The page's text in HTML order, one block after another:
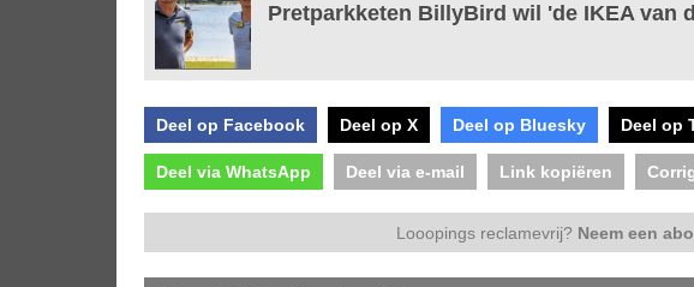
Pretparkketen BillyBird wil 'de IKEA van
Deel op Facebook Deel op X Deel op Bluesky Deel op
Deel via WhatsApp Deel via e-mail Link kopiëren
Looopings reclamevrij? Neem een